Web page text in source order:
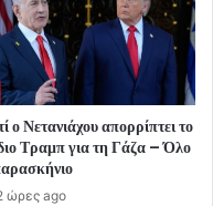
ο Νετανιάχου απορρίπτει το
Τραμπ για τη Γάζα – Όλο
ώρες ago